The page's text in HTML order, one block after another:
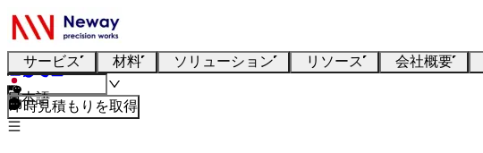
サービス 材料 ソリューション リソース 会社概要
日本語
即時見積もりを取得